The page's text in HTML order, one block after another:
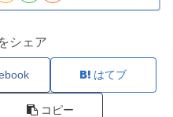
シェア
はてブ
コピー